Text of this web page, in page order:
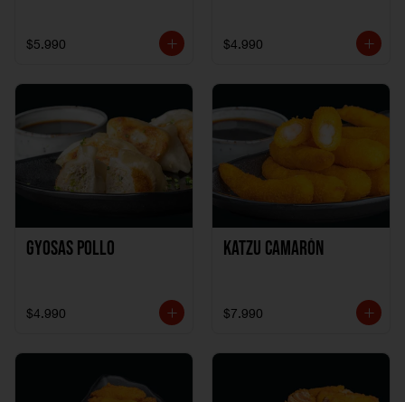
$5.990 $4.990
Gyosas Pollo
$4.990
Katzu Camarón
$7.990